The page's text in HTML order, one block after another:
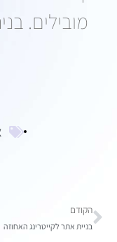
מובילים.
הקודם
בניית אתר לקייטרינג האחוזה